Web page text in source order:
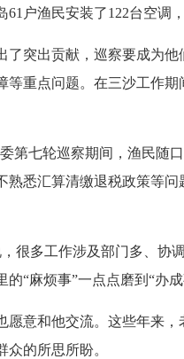
户渔民安装了122台空调
出贡献，巡察要成为他
重点问题。在三沙工作
七轮巡察期间，渔民随
悉汇算清缴退税政策等
多工作涉及部门多、协
“麻烦事”一点点磨到“办成
和他交流。这些年来，
的所思所盼。